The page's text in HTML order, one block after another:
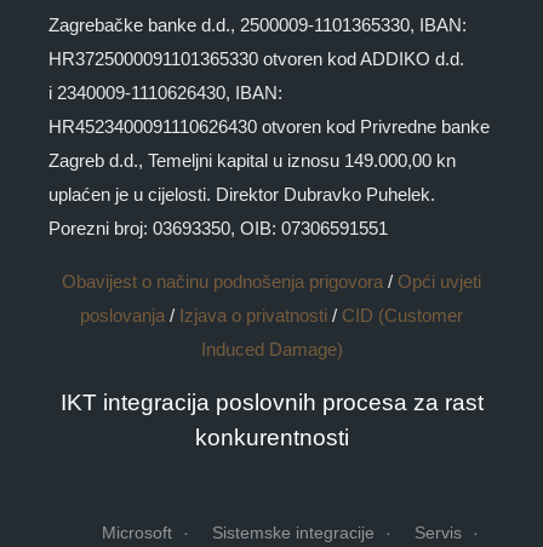
Zagrebačke banke d.d., 2500009-1101365330, IBAN:
HR3725000091101365330 otvoren kod ADDIKO d.d.
i 2340009-1110626430, IBAN:
HR4523400091110626430 otvoren kod Privredne banke
Zagreb d.d., Temeljni kapital u iznosu 149.000,00 kn
uplaćen je u cijelosti. Direktor Dubravko Puhelek.
Porezni broj: 03693350, OIB: 07306591551
Obavijest o načinu podnošenja prigovora / Opći uvjeti
poslovanja / Izjava o privatnosti / CID (Customer
Induced Damage)
IKT integracija poslovnih procesa za rast
konkurentnosti
Microsoft Sistemske integracije Servis